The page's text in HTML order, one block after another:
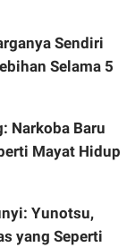
Sendiri
Selama 5
Narkoba Baru
Mayat Hidup
Yunotsu,
yang Seperti